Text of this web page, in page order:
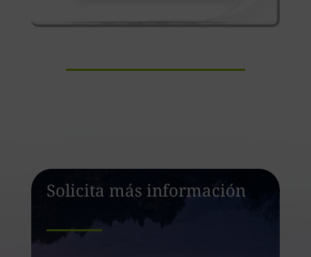
Solicita más información